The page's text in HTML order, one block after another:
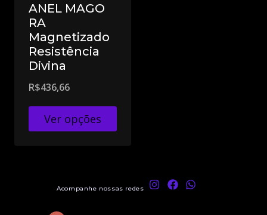
ANEL MAGO
RA
Magnetizado
Resistência
Divina
R$436,66
Ver opções
Acompanhe nossas redes